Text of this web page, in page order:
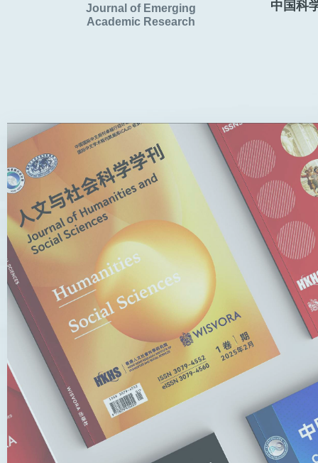
中国科
Journal of Emerging
Academic Research